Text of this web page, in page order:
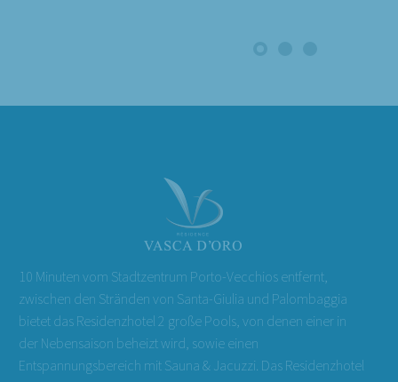
10 Minuten vom Stadtzentrum Porto-Vecchios entfernt,
zwischen den Stränden von Santa-Giulia und Palombaggia
bietet das Residenzhotel 2 große Pools, von denen einer in
der Nebensaison beheizt wird, sowie einen
Entspannungsbereich mit Sauna & Jacuzzi. Das Residenzhotel